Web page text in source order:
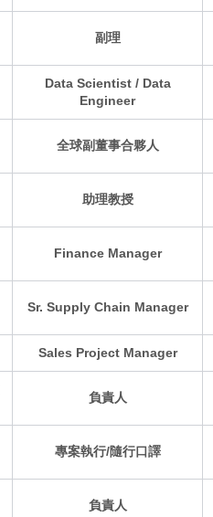
副理
Data Scientist / Data
Engineer
全球副董事合夥人
助理教授
Finance Manager
Sr. Supply Chain Manager
Sales Project Manager
負責人
專案執行/隨行口譯
負責人